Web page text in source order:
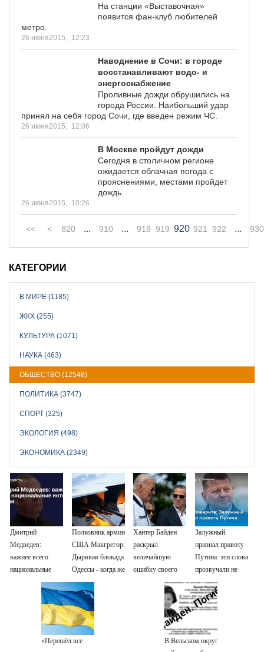
На станции «Выставочная»
появится фан-клуб любителей
метро.
26 июня2015, 12:23
Наводнение в Сочи: в городе
восстанавливают водо- и
энергоснабжение
Проливные дожди обрушились на
города России. Наибольший удар
принял на себя город Сочи, где введен режим ЧС.
26 июня2015, 12:06
В Москве пройдут дожди
Сегодня в столичном регионе
ожидается облачная погода с
прояснениями, местами пройдет
дождь.
26 июня2015, 10:26
<< < 820 ... 910 ... 918 919 920 921 922 ... 930
КАТЕГОРИИ
В МИРЕ (1185)
ЖКХ (255)
КУЛЬТУРА (1071)
НАУКА (463)
ОБЩЕСТВО (12548)
ПОЛИТИКА (3747)
СПОРТ (325)
ЭКОЛОГИЯ (498)
ЭКОНОМИКА (2349)
Дмитрий
Медведев:
важнее всего
национальные
интересы России
Полковник армии
США Макгрегор:
Дырявая блокада
Одессы - когда же
в командовании
ВМФ России за
это полетят
головы?
Хантер Байден
раскрыл
величайшую
ошибку своего
отца: бездействие
против Трампа
Залужный
признал правоту
Путина: эти слова
прозвучали не
просто так
«Перешёл все
В Вельском округе